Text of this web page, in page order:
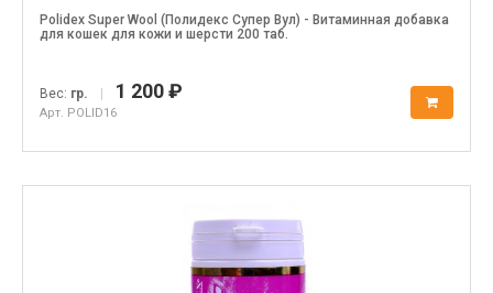
Polidex Super Wool (Полидекс Супер Вул) - Витаминная добавка
для кошек для кожи и шерсти 200 таб.
Вес: гр. | 1 200 ₽
Арт. POLID16